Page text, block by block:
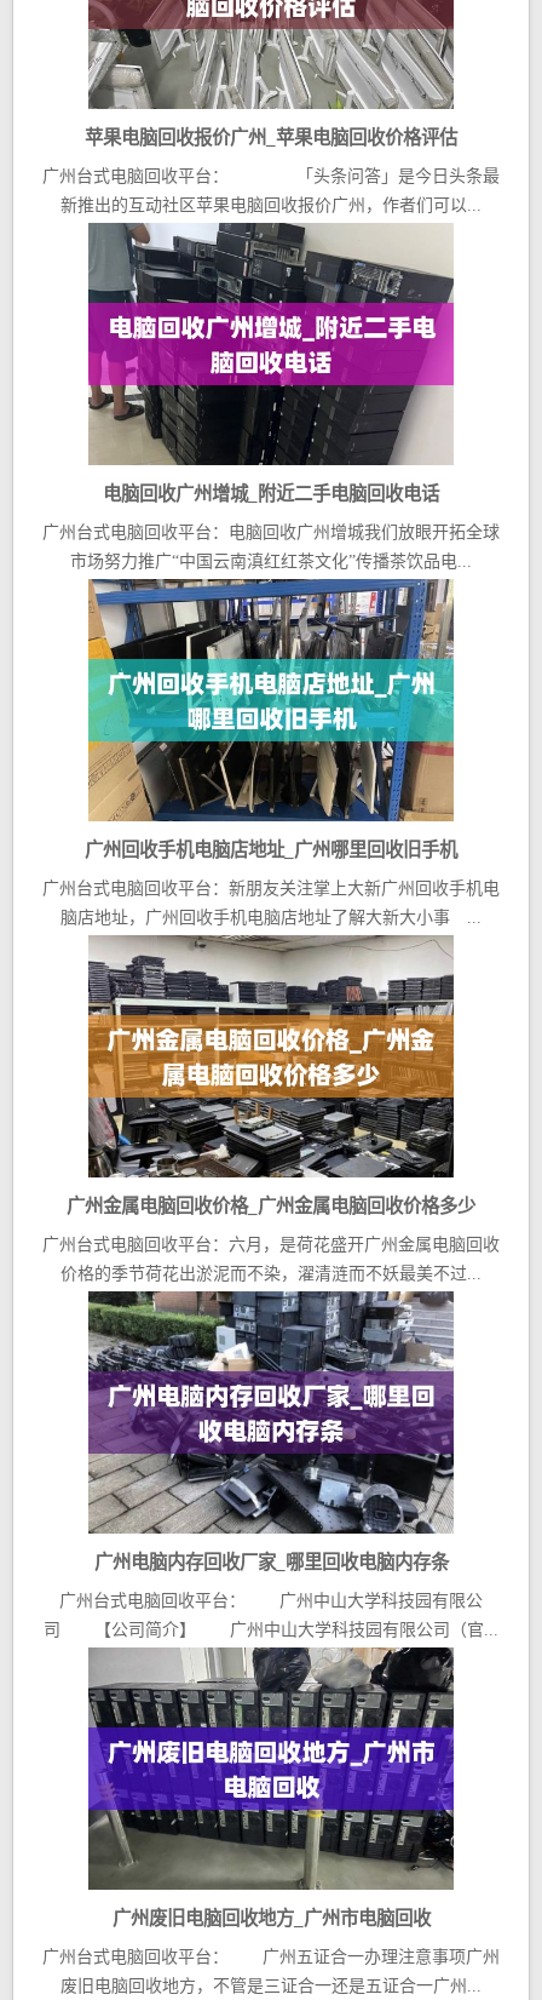
苹果电脑回收报价广州_苹果电脑回收价格评估
广州台式电脑回收平台： 「头条问答」是今日头条最
新推出的互动社区苹果电脑回收报价广州，作者们可以...
电脑回收广州增城_附近二手电脑回收电话
广州台式电脑回收平台：电脑回收广州增城我们放眼开拓全球
市场努力推广“中国云南滇红红茶文化”传播茶饮品电...
广州回收手机电脑店地址_广州哪里回收旧手机
广州台式电脑回收平台：新朋友关注掌上大新广州回收手机电
脑店地址，广州回收手机电脑店地址了解大新大小事 ...
广州金属电脑回收价格_广州金属电脑回收价格多少
广州台式电脑回收平台：六月，是荷花盛开广州金属电脑回收
价格的季节荷花出淤泥而不染，濯清涟而不妖最美不过...
广州电脑内存回收厂家_哪里回收电脑内存条
广州台式电脑回收平台： 广州中山大学科技园有限公
司 【公司简介】 广州中山大学科技园有限公司（官...
广州废旧电脑回收地方_广州市电脑回收
广州台式电脑回收平台： 广州五证合一办理注意事项广州
废旧电脑回收地方，不管是三证合一还是五证合一广州...